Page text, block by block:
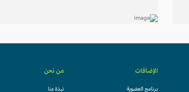
الإضافات
برنامج العضوية
من نحن
نبذة عنا